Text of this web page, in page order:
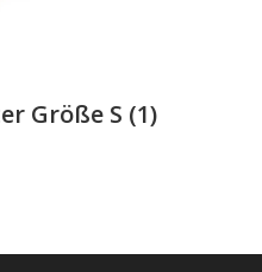
Größe S (1)